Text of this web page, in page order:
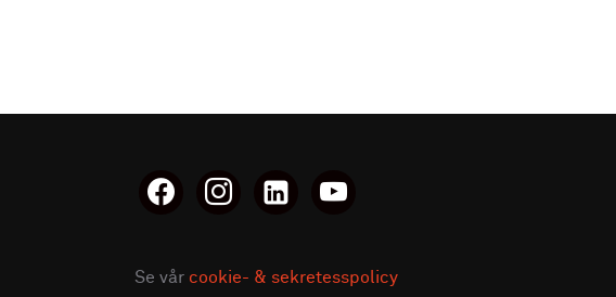
facebookinstagramlinkedin-youtube
Se vår cookie- & sekretesspolicy